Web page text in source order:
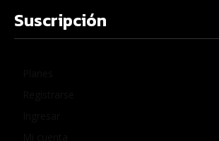
Suscripción